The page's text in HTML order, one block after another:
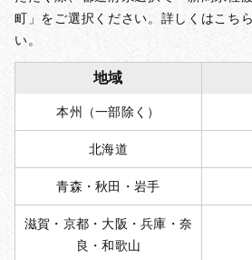
町」をご選択ください。詳しくはこち
い。
地域
本州（一部除く）
北海道
青森・秋田・岩手
滋賀・京都・大阪・兵庫・奈
良・和歌山